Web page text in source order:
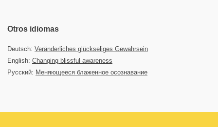
Otros idiomas
Deutsch: Veränderliches glückseliges Gewahrsein
English: Changing blissful awareness
Русский: Меняющееся блаженное осознавание